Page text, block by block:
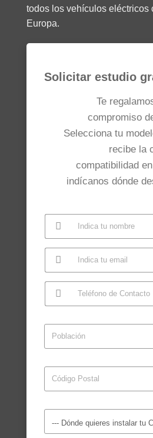
todos los vehículos eléctricos
Europa.
Solicitar estudio
Te
compromiso
Selecciona tu
recibe la
compatibilidad
indícanos dónde